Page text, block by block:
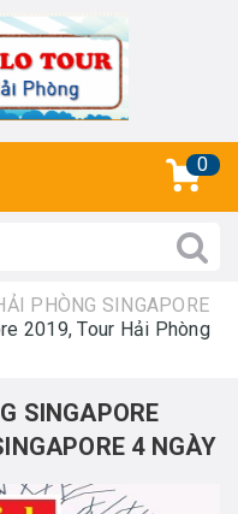
0
PHÒNG SINGAPORE
2019, Tour Hải Phòng
SINGAPORE
4 NGÀY